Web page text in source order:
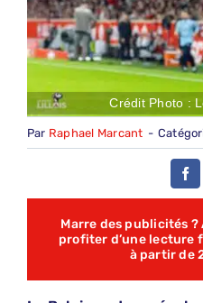
Crédit Photo :
Par Raphael Marcant -
Marre des publicités
profiter d’une lecture
à partir de